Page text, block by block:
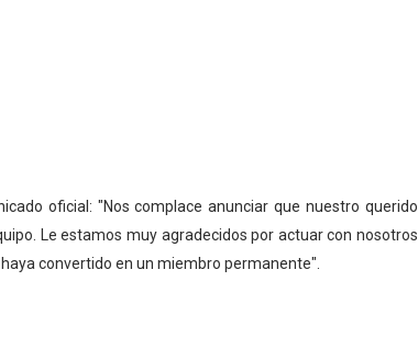
oficial: "Nos complace anunciar que nuestro querido
Le estamos muy agradecidos por actuar con nosotros
convertido en un miembro permanente".